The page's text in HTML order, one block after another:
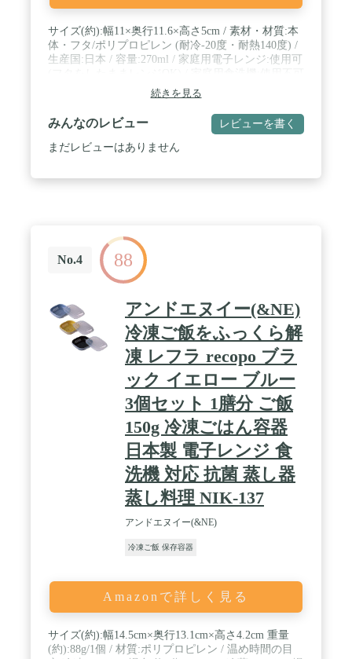
サイズ(約):幅11×奥行11.6×高さ5cm / 素材・材質:本
体・フタ/ポリプロピレン (耐冷-20度・耐熱140度) /
生産国:日本 / 容量:270ml / 家庭用電子レンジ:使用可
続きを見る
みんなのレビュー レビューを書く
まだレビューはありません
No.4 88
アンドエヌイー(&NE)
冷凍ご飯をふっくら解
凍 レフラ recopo ブラ
ック イエロー ブルー
3個セット 1膳分 ご飯
150g 冷凍ごはん容器
日本製 電子レンジ 食
洗機 対応 抗菌 蒸し器
蒸し料理 NIK-137
アンドエヌイー(&NE)
冷凍ご飯 保存容器
Amazonで詳しく見る
サイズ(約):幅14.5cm×奥行13.1cm×高さ4.2cm 重量
(約):88g/1個 / 材質:ポリプロピレン / 温め時間の目